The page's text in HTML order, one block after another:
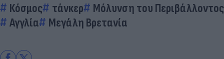
Κόσμος τάνκερ
Μόλυνση του Περιβάλλοντος
Αγγλία
Μεγάλη Βρετανία